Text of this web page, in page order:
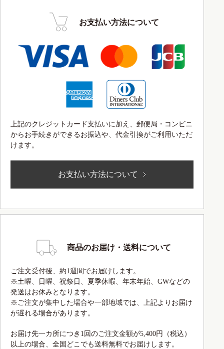
お支払い方法について
上記のクレジットカード支払いに加え、郵便局・コンビニ
からお手続きができるお振込や、代金引換がご利用いただ
けます。
お支払い方法について
商品のお届け・送料について
ご注文受付後、約1週間でお届けします。
※土曜、日曜、祝祭日、夏季休暇、年末年始、GWなどの
発送はお休みとなります。
※ご注文が集中した場合や一部地域では、上記よりお届け
が遅れる場合があります。
お届け先一カ所につき1回のご注文金額が5,400円（税込）
以上の場合、全国どこでも送料無料でお届けします。